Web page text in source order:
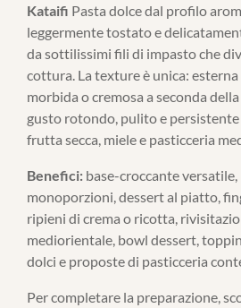
Kataifi Pasta dolce dal profilo
leggermente tostato e
da sottilissimi fili di impasto che
cottura. La texture è unica:
morbida o cremosa a seconda
gusto rotondo, pulito e
frutta secca, miele e pasticceria
Benefici: base-croccante
monoporzioni, dessert al piatto,
ripieni di crema o ricotta,
mediorientale, bowl dessert,
dolci e proposte di pasticceria
Per completare la preparazione,